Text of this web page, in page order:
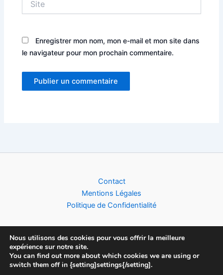
Enregistrer mon nom, mon e-mail et mon site dans
le navigateur pour mon prochain commentaire.
Contact
Mentions Légales
Politique de Confidentialité
Copyright © 2026 Football World Cup News | Toute l'actualité du
Foot (Clubs, Compétitions & Equipes Nationales), créé par
Nous utilisons des cookies pour vous offrir la meilleure
expérience sur notre site.
You can find out more about which cookies we are using or
switch them off in {setting]settings{/setting].